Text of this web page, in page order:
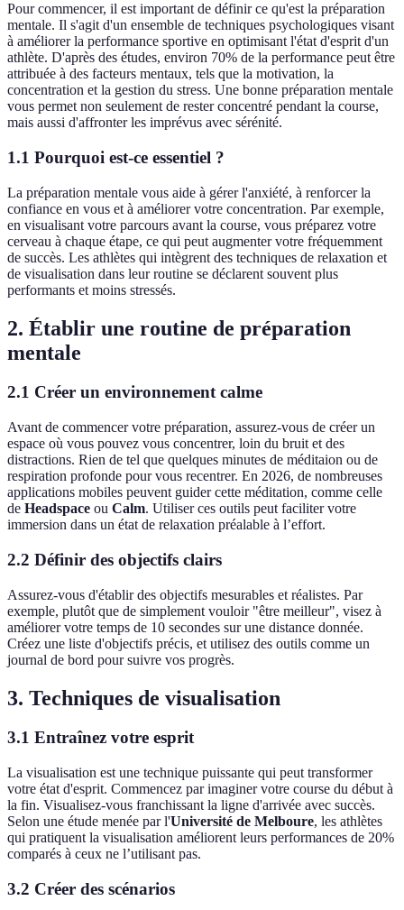
Pour commencer, il est important de définir ce qu'est la préparation
mentale. Il s'agit d'un ensemble de techniques psychologiques visant
à améliorer la performance sportive en optimisant l'état d'esprit d'un
athlète. D'après des études, environ 70% de la performance peut être
attribuée à des facteurs mentaux, tels que la motivation, la
concentration et la gestion du stress. Une bonne préparation mentale
vous permet non seulement de rester concentré pendant la course,
mais aussi d'affronter les imprévus avec sérénité.
1.1 Pourquoi est-ce essentiel ?
La préparation mentale vous aide à gérer l'anxiété, à renforcer la
confiance en vous et à améliorer votre concentration. Par exemple,
en visualisant votre parcours avant la course, vous préparez votre
cerveau à chaque étape, ce qui peut augmenter votre fréquemment
de succès. Les athlètes qui intègrent des techniques de relaxation et
de visualisation dans leur routine se déclarent souvent plus
performants et moins stressés.
2. Établir une routine de préparation
mentale
2.1 Créer un environnement calme
Avant de commencer votre préparation, assurez-vous de créer un
espace où vous pouvez vous concentrer, loin du bruit et des
distractions. Rien de tel que quelques minutes de méditaion ou de
respiration profonde pour vous recentrer. En 2026, de nombreuses
applications mobiles peuvent guider cette méditation, comme celle
de Headspace ou Calm. Utiliser ces outils peut faciliter votre
immersion dans un état de relaxation préalable à l’effort.
2.2 Définir des objectifs clairs
Assurez-vous d'établir des objectifs mesurables et réalistes. Par
exemple, plutôt que de simplement vouloir "être meilleur", visez à
améliorer votre temps de 10 secondes sur une distance donnée.
Créez une liste d'objectifs précis, et utilisez des outils comme un
journal de bord pour suivre vos progrès.
3. Techniques de visualisation
3.1 Entraînez votre esprit
La visualisation est une technique puissante qui peut transformer
votre état d'esprit. Commencez par imaginer votre course du début à
la fin. Visualisez-vous franchissant la ligne d'arrivée avec succès.
Selon une étude menée par l'Université de Melboure, les athlètes
qui pratiquent la visualisation améliorent leurs performances de 20%
comparés à ceux ne l’utilisant pas.
3.2 Créer des scénarios